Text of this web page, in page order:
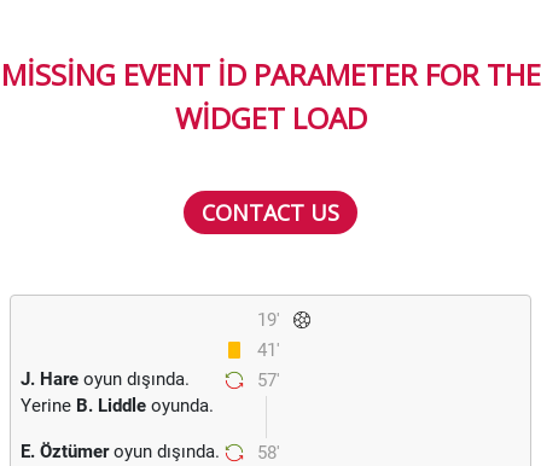
MISSING EVENT ID PARAMETER FOR THE
WIDGET LOAD
CONTACT US
19'
41'
57'
J. Hare oyun dışında.
Yerine B. Liddle oyunda.
58'
E. Öztümeroyun dışında.